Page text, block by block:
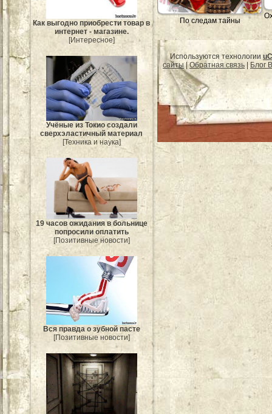
Как выгодно приобрести товар в
интернет - магазине.
[Интересное]
Учёные из Токио создали
сверхэластичный материал
[Техника и наука]
19 часов ожидания в больнице
попросили оплатить
[Позитивные новости]
Вся правда о зубной пасте
[Позитивные новости]
По следам тайны
Используются технологии
сайты|Обратная связь Блог